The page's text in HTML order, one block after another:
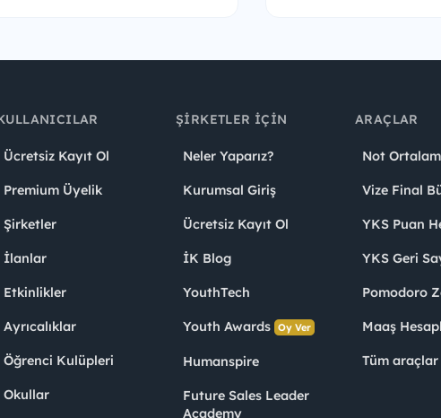
Ücretsiz Kayıt Ol
Premium Üyelik
Şirketler
İlanlar
Etkinlikler
Ayrıcalıklar
Öğrenci Kulüpleri
Okullar
ŞIRKETLER İÇIN
Neler Yaparız?
Kurumsal Giriş
Ücretsiz Kayıt Ol
İK Blog
YouthTech
Youth Awards Oy Ver
Humanspire
Future Sales Leader
Academy
ARAÇLAR
Not
Vize Final
YKS Puan
YKS Geri
Pomodoro
Maaş
Tüm araçlar